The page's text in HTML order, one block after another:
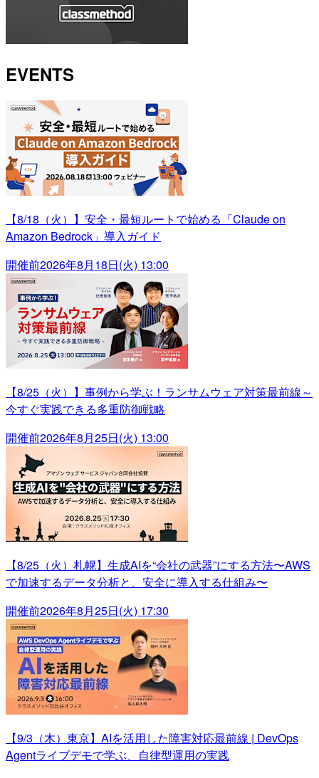
EVENTS
【8/18（火）】安全・最短ルートで始める「Claude on
Amazon Bedrock」導入ガイド
開催前2026年8月18日(火) 13:00
【8/25（火）】事例から学ぶ！ランサムウェア対策最前線～
今すぐ実践できる多重防御戦略
開催前2026年8月25日(火) 13:00
【8/25（火）札幌】生成AIを“会社の武器”にする方法〜AWS
で加速するデータ分析と、安全に導入する仕組み〜
開催前2026年8月25日(火) 17:30
【9/3（木）東京】AIを活用した障害対応最前線 | DevOps
Agentライブデモで学ぶ、自律型運用の実践